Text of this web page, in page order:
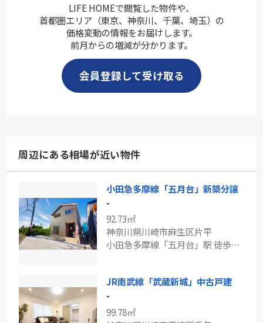
LIFE HOMEで閲覧した物件や、
首都圏エリア（東京、神奈川、千葉、埼玉）の
価格変動の情報をお届けします。
前月からの増減が分かります。
会員登録して受け取る
周辺にある相場が近い物件
小田急多摩線「五月台」新築分譲
-
92.73㎡
神奈川県川崎市麻生区片平
小田急多摩線「五月台」駅 徒歩14分
JR南武線「武蔵新城」中古戸建
-
99.78㎡